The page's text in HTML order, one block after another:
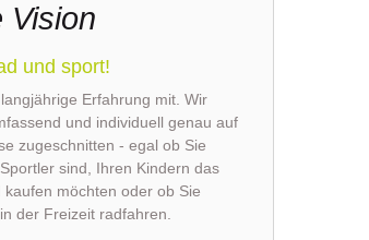
Vision
und sport!
langjährige Erfahrung mit. Wir
und individuell genau auf
zugeschnitten - egal ob Sie
sind, Ihren Kindern das
kaufen möchten oder ob Sie
der Freizeit radfahren.